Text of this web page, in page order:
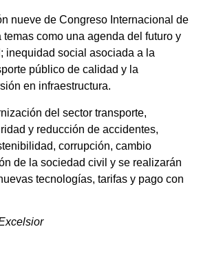
nueve de Congreso Internacional de
temas como una agenda del futuro y
inequidad social asociada a la
público de calidad y la
en infraestructura.
del sector transporte,
y reducción de accidentes,
corrupción, cambio
de la sociedad civil y se realizarán
tecnologías, tarifas y pago con